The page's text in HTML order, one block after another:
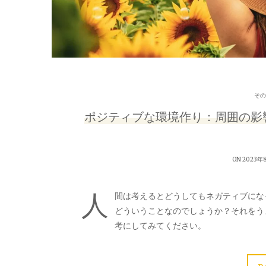
そ
ポジティブな環境作り：周囲の
ON 2023年
人
間は考えるとどうしてもネガティブに
どういうことなのでしょうか？それを
考にしてみてください。